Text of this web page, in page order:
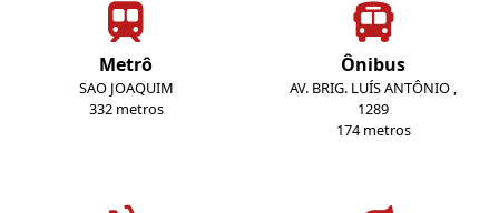
Metrô
SAO JOAQUIM
332 metros
Ônibus
AV. BRIG. LUÍS ANTÔNIO ,
1289
174 metros